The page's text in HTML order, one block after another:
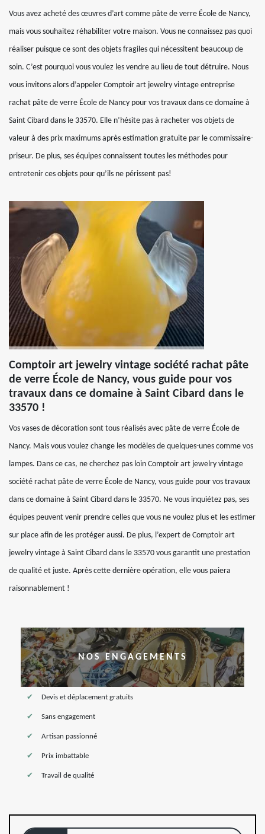
Vous avez acheté des œuvres d’art comme pâte de verre École de Nancy,
mais vous souhaitez réhabiliter votre maison. Vous ne connaissez pas quoi
réaliser puisque ce sont des objets fragiles qui nécessitent beaucoup de
soin. C’est pourquoi vous voulez les vendre au lieu de tout détruire. Nous
vous invitons alors d’appeler Comptoir art jewelry vintage entreprise
rachat pâte de verre École de Nancy pour vos travaux dans ce domaine à
Saint Cibard dans le 33570. Elle n’hésite pas à racheter vos objets de
valeur à des prix maximums après estimation gratuite par le commissaire-
priseur. De plus, ses équipes connaissent toutes les méthodes pour
entretenir ces objets pour qu’ils ne périssent pas!
Comptoir art jewelry vintage société rachat pâte
de verre École de Nancy, vous guide pour vos
travaux dans ce domaine à Saint Cibard dans le
33570 !
Vos vases de décoration sont tous réalisés avec pâte de verre École de
Nancy. Mais vous voulez change les modèles de quelques-unes comme vos
lampes. Dans ce cas, ne cherchez pas loin Comptoir art jewelry vintage
société rachat pâte de verre École de Nancy, vous guide pour vos travaux
dans ce domaine à Saint Cibard dans le 33570. Ne vous inquiétez pas, ses
équipes peuvent venir prendre celles que vous ne voulez plus et les estimer
sur place afin de les protéger aussi. De plus, l’expert de Comptoir art
jewelry vintage à Saint Cibard dans le 33570 vous garantit une prestation
de qualité et juste. Après cette dernière opération, elle vous paiera
raisonnablement !
NOS ENGAGEMENTS
Devis et déplacement gratuits
Sans engagement
Artisan passionné
Prix imbattable
Travail de qualité